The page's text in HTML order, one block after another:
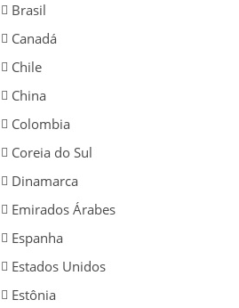
Brasil
Canadá
Chile
China
Colombia
Coreia do Sul
Dinamarca
Emirados Árabes
Espanha
Estados Unidos
Estônia